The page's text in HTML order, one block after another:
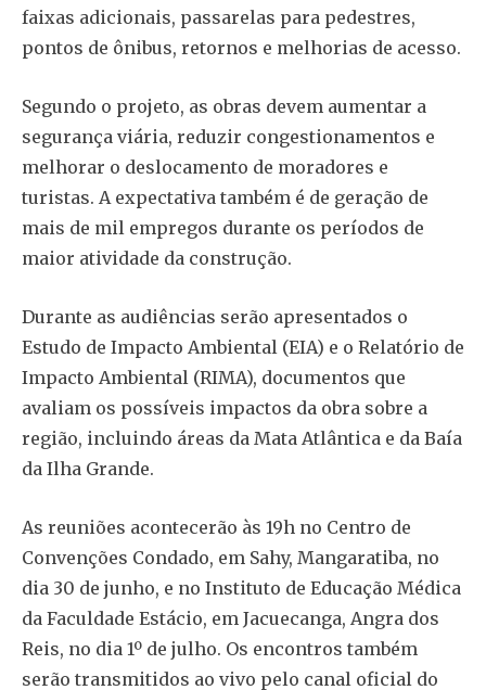
faixas adicionais, passarelas para pedestres,
pontos de ônibus, retornos e melhorias de acesso.
Segundo o projeto, as obras devem aumentar a
segurança viária, reduzir congestionamentos e
melhorar o deslocamento de moradores e
turistas. A expectativa também é de geração de
mais de mil empregos durante os períodos de
maior atividade da construção.
Durante as audiências serão apresentados o
Estudo de Impacto Ambiental (EIA) e o Relatório de
Impacto Ambiental (RIMA), documentos que
avaliam os possíveis impactos da obra sobre a
região, incluindo áreas da Mata Atlântica e da Baía
da Ilha Grande.
As reuniões acontecerão às 19h no Centro de
Convenções Condado, em Sahy, Mangaratiba, no
dia 30 de junho, e no Instituto de Educação Médica
da Faculdade Estácio, em Jacuecanga, Angra dos
Reis, no dia 1º de julho. Os encontros também
serão transmitidos ao vivo pelo canal oficial do